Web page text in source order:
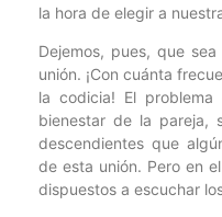
la hora de elegir a
Dejemos, pues, que
unión. ¡Con cuánta
la codicia! El
bienestar de la pareja,
descendientes que
de esta unión. Pero en
dispuestos a escuchar